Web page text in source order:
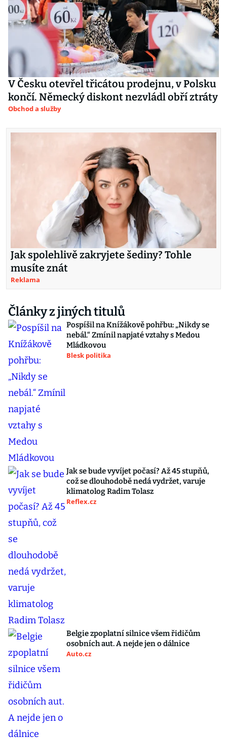
V Česku otevřel třicátou prodejnu, v Polsku
končí. Německý diskont nezvládl obří ztráty
Obchod a služby
Jak spolehlivě zakryjete šediny? Tohle
musíte znát
Reklama
Články z jiných titulů
Pospíšil na Knížákově pohřbu: „Nikdy se
nebál.“ Zmínil napjaté vztahy s Medou
Mládkovou
Blesk politika
Jak se bude vyvíjet počasí? Až 45 stupňů,
což se dlouhodobě nedá vydržet, varuje
klimatolog Radim Tolasz
Reflex.cz
Belgie zpoplatní silnice všem řidičům
osobních aut. A nejde jen o dálnice
Auto.cz